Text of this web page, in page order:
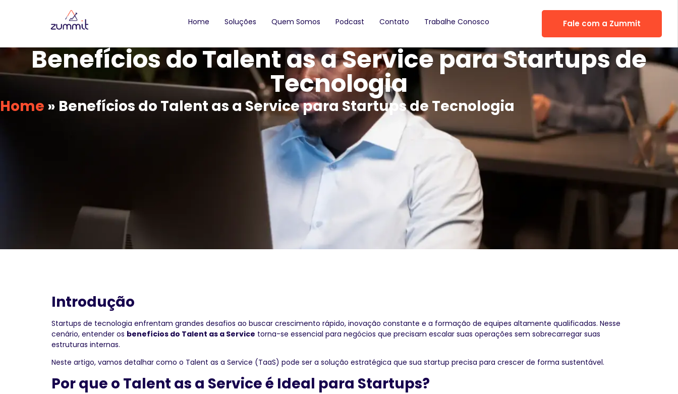
Home Soluções Quem Somos Podcast Contato Trabalhe Conosco Fale com a Zummit
Benefícios do Talent as a Service para Startups de
Tecnologia
Home » Benefícios do Talent as a Service para Startups de Tecnologia
Introdução
Startups de tecnologia enfrentam grandes desafios ao buscar crescimento rápido, inovação constante e a formação de equipes altamente qualificadas. Nesse
cenário, entender os benefícios do Talent as a Service torna-se essencial para negócios que precisam escalar suas operações sem sobrecarregar suas
estruturas internas.
Neste artigo, vamos detalhar como o Talent as a Service (TaaS) pode ser a solução estratégica que sua startup precisa para crescer de forma sustentável.
Por que o Talent as a Service é Ideal para Startups?